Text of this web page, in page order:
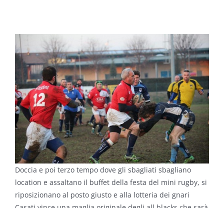
Doccia e poi terzo tempo dove gli sbagliati sbagliano
location e assaltano il buffet della festa del mini rugby, si
riposizionano al posto giusto e alla lotteria dei gnari